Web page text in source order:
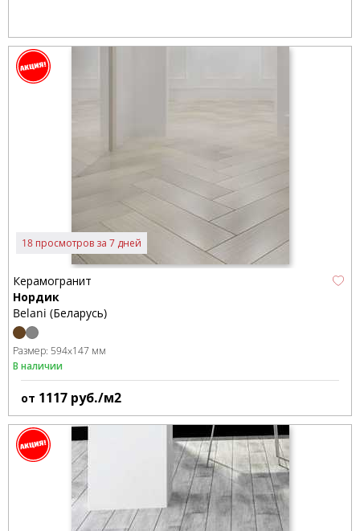
18 просмотров за 7 дней
Керамогранит
Нордик
Belani (Беларусь)
Размер: 594x147 мм
В наличии
от 1117 руб./м2